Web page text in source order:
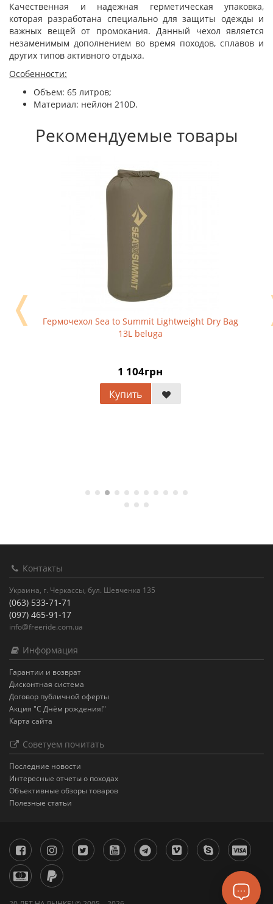
Качественная и надежная герметическая упаковка,
которая разработана специально для защиты одежды и
важных вещей от промокания. Данный чехол является
незаменимым дополнением во время походов, сплавов и
других типов активного отдыха.
Особенности:
Объем: 65 литров;
Материал: нейлон 210D.
Рекомендуемые товары
Гермочехол Sea to Summit Lightweight Dry Bag
13L beluga
1 104грн
Купить
❬
Контакты
Украина, г. Черкассы, бул. Шевченка 135
(063) 533-71-71
(097) 465-91-17
info@freeride.com.ua
Информация
Гарантии и возврат
Дисконтная система
Договор публичной оферты
Акция "С Днём рождения!"
Карта сайта
Советуем почитать
Последние новости
Интересные отчеты о походах
Объективные обзоры товаров
Полезные статьи